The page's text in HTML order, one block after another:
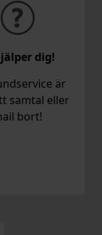
dig!
är
samtal eller
bort!